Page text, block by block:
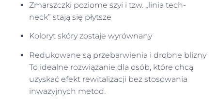
Zmarszczki poziome szyi i tzw. „linia tech-
neck” stają się płytsze
Koloryt skóry zostaje wyrównany
Redukowane są przebarwienia i drobne blizny
To idealne rozwiązanie dla osób, które chcą
uzyskać efekt rewitalizacji bez stosowania
inwazyjnych metod.